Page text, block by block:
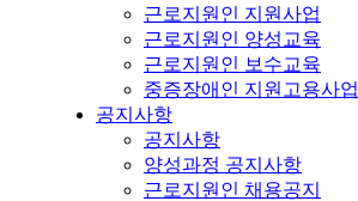
근로지원인 지원사업
근로지원인 양성교육
근로지원인 보수교육
중증장애인 지원고용사업
공지사항
공지사항
양성과정 공지사항
근로지원인 채용공지